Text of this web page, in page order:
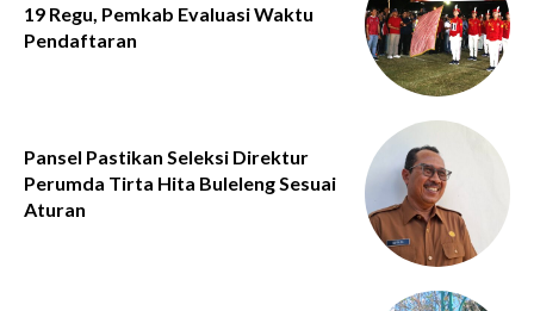
19 Regu, Pemkab Evaluasi Waktu
Pendaftaran
Pansel Pastikan Seleksi Direktur
Perumda Tirta Hita Buleleng Sesuai
Aturan